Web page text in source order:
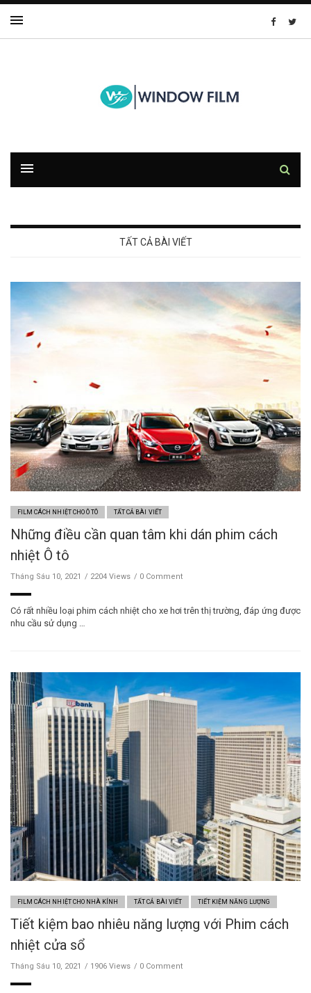
TẤT CẢ BÀI VIẾT
FILM CÁCH NHIỆT CHO Ô TÔ TẤT CẢ BÀI VIẾT
Những điều cần quan tâm khi dán phim cách
nhiệt Ô tô
Tháng Sáu 10, 2021 2204 Views 0 Comment
Có rất nhiều loại phim cách nhiệt cho xe hơi trên thị trường, đáp ứng được
nhu cầu sử dụng …
FILM CÁCH NHIỆT CHO NHÀ KÍNH TẤT CẢ BÀI VIẾT TIẾT KIỆM NĂNG LƯỢNG
Tiết kiệm bao nhiêu năng lượng với Phim cách
nhiệt cửa sổ
Tháng Sáu 10, 2021 1906 Views 0 Comment